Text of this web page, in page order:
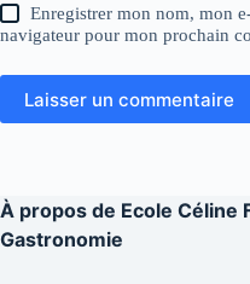
Enregistrer mon nom, mon
navigateur pour mon prochain
Laisser un commentaire
À propos de Ecole Céline
Gastronomie